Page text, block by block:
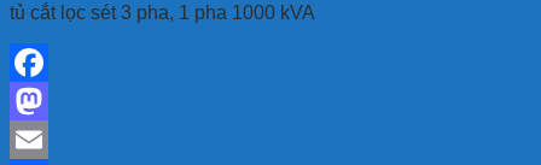
tủ cắt lọc sét 3 pha, 1 pha 1000 kVA
Facebook
Mastodon